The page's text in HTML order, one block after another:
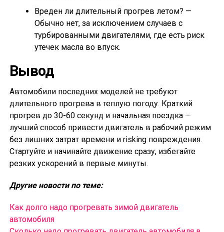
Вреден ли длительный прогрев летом? —
Обычно нет, за исключением случаев с
турбированными двигателями, где есть риск
утечек масла во впуск.
Вывод
Автомобили последних моделей не требуют
длительного прогрева в теплую погоду. Краткий
прогрев до 30-60 секунд и начальная поездка —
лучший способ привести двигатель в рабочий режим
без лишних затрат времени и risking повреждения.
Стартуйте и начинайте движение сразу, избегайте
резких ускорений в первые минуты.
Другие новости по теме:
Как долго надо прогревать зимой двигатель
автомобиля